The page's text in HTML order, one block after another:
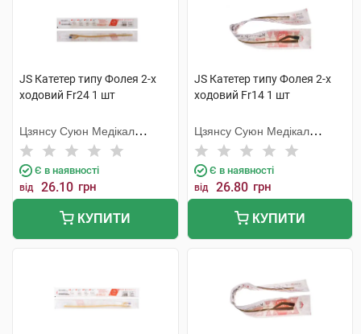
JS Катетер типу Фолея 2-х
ходовий Fr24 1 шт
Цзянсу Суюн Медікал
Метіріалс
Є в наявності
від 26.10 грн
КУПИТИ
JS Катетер типу Фолея 2-х
ходовий Fr14 1 шт
Цзянсу Суюн Медікал
Метіріалс
Є в наявності
від 26.80 грн
КУПИТИ